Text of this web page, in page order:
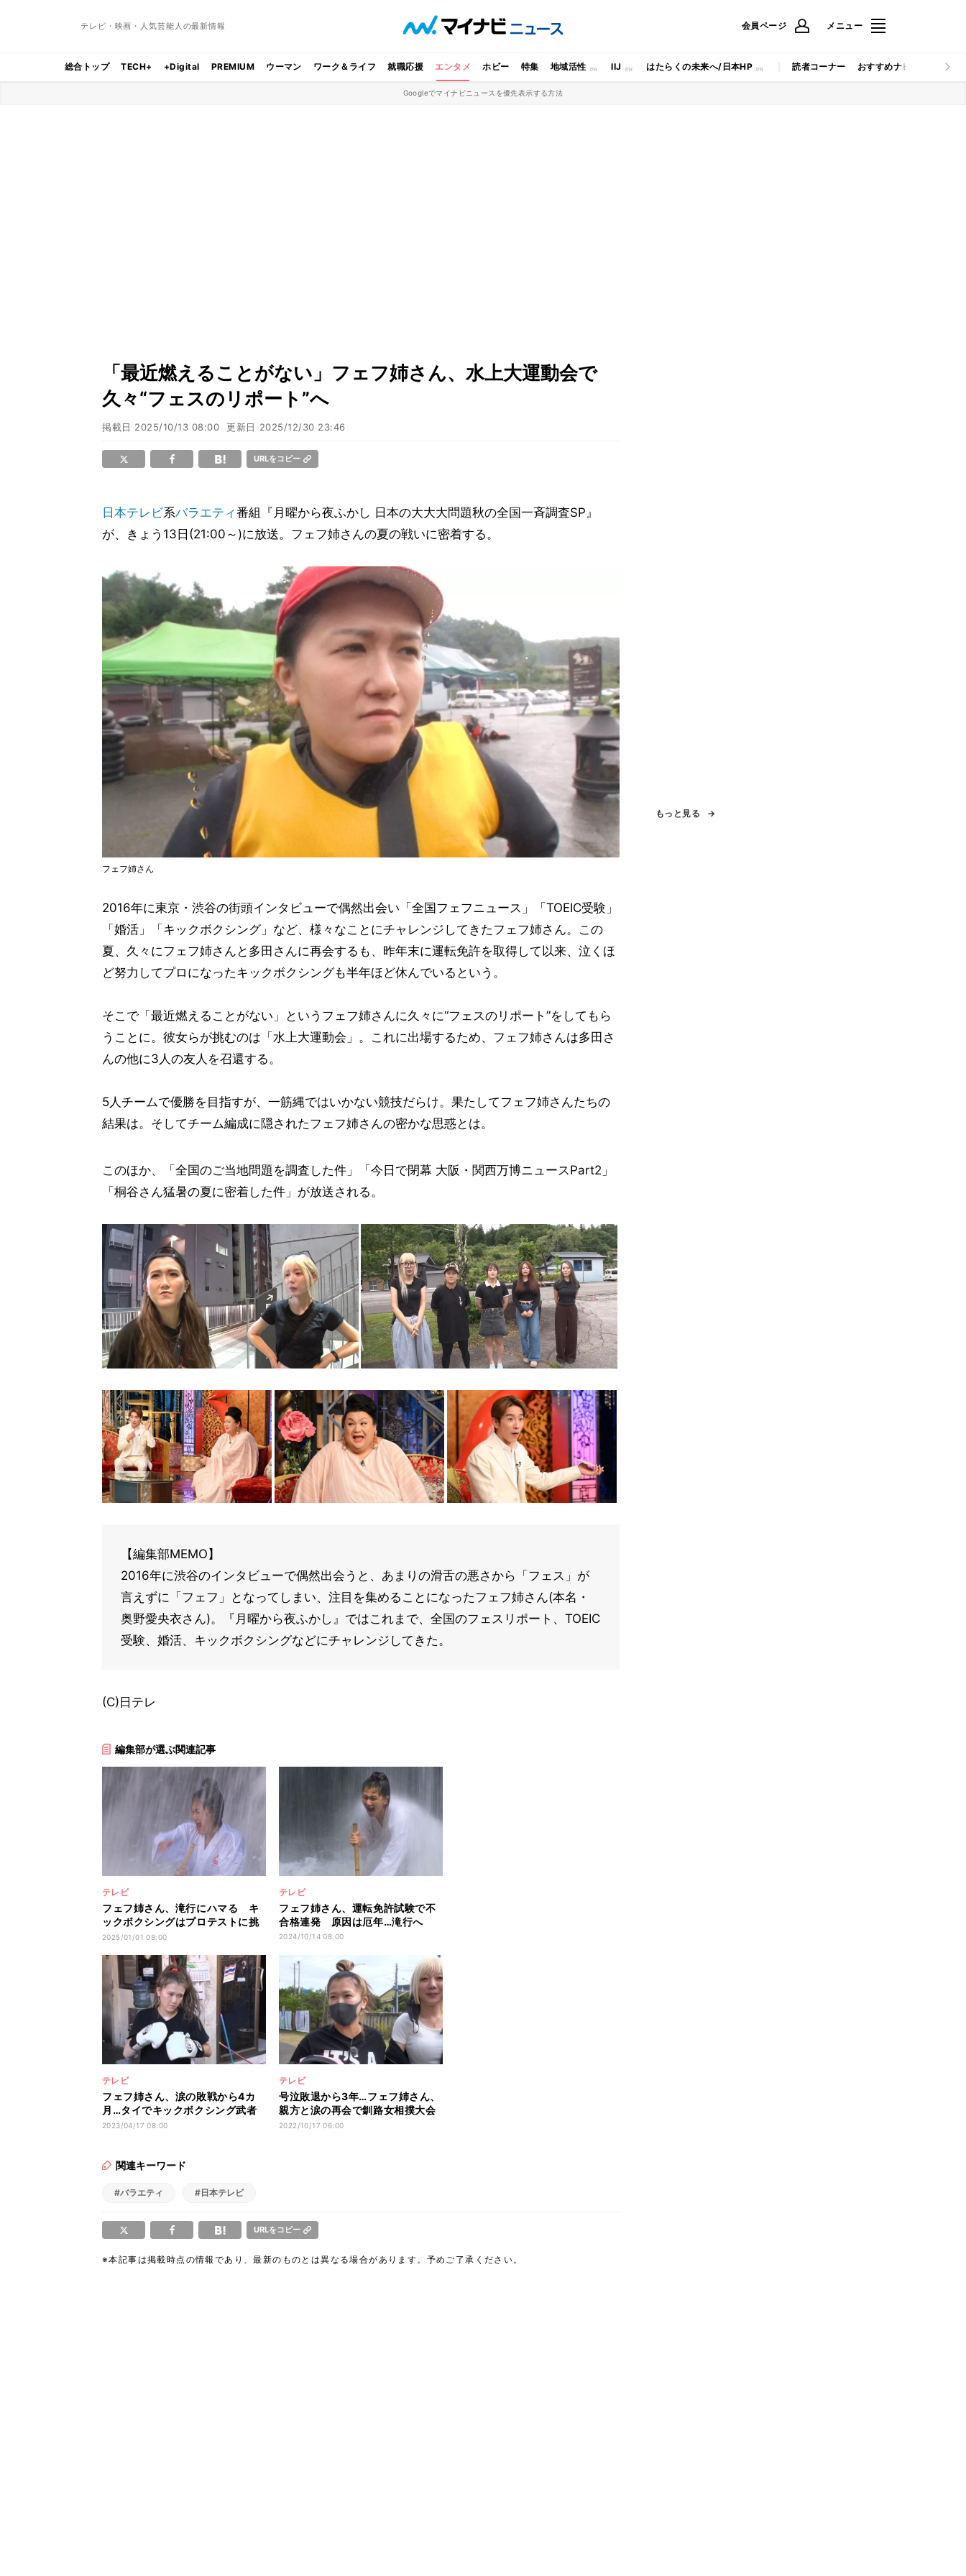
テレビ・映画・人気芸能人の最新情報 会員ページ メニュー
総合トップ TECH+ +Digital PREMIUM ウーマン ワーク＆ライフ 就職応援 エンタメ ホビー 特集 地域活性 IIJ はたらくの未来へ/日本HP 読者コーナー おすすめナビ マイナビ
Googleでマイナビニュースを優先表示する方法
「最近燃えることがない」フェフ姉さん、水上大運動会で
久々“フェスのリポート”へ
掲載日 2025/10/13 08:00 更新日 2025/12/30 23:46
URLをコピー
日本テレビ系バラエティ番組『月曜から夜ふかし 日本の大大大問題秋の全国一斉調査SP』
が、きょう13日(21:00～)に放送。フェフ姉さんの夏の戦いに密着する。
フェフ姉さん
2016年に東京・渋谷の街頭インタビューで偶然出会い「全国フェフニュース」「TOEIC受験」
「婚活」「キックボクシング」など、様々なことにチャレンジしてきたフェフ姉さん。この
夏、久々にフェフ姉さんと多田さんに再会するも、昨年末に運転免許を取得して以来、泣くほ
ど努力してプロになったキックボクシングも半年ほど休んでいるという。
そこで「最近燃えることがない」というフェフ姉さんに久々に“フェスのリポート”をしてもら
うことに。彼女らが挑むのは「水上大運動会」。これに出場するため、フェフ姉さんは多田さ
んの他に3人の友人を召還する。
5人チームで優勝を目指すが、一筋縄ではいかない競技だらけ。果たしてフェフ姉さんたちの
結果は。そしてチーム編成に隠されたフェフ姉さんの密かな思惑とは。
このほか、「全国のご当地問題を調査した件」「今日で閉幕 大阪・関西万博ニュースPart2」
「桐谷さん猛暑の夏に密着した件」が放送される。
【編集部MEMO】
2016年に渋谷のインタビューで偶然出会うと、あまりの滑舌の悪さから「フェス」が
言えずに「フェフ」となってしまい、注目を集めることになったフェフ姉さん(本名・
奥野愛央衣さん)。『月曜から夜ふかし』ではこれまで、全国のフェスリポート、TOEIC
受験、婚活、キックボクシングなどにチャレンジしてきた。
(C)日テレ
編集部が選ぶ関連記事
テレビ
フェフ姉さん、滝行にハマる キ
ックボクシングはプロテストに挑
戦
2025/01/01 08:00
テレビ
フェフ姉さん、運転免許試験で不
合格連発 原因は厄年…滝行へ
2024/10/14 08:00
テレビ
フェフ姉さん、涙の敗戦から4カ
月…タイでキックボクシング武者
修行
2023/04/17 08:00
テレビ
号泣敗退から3年…フェフ姉さん、
親方と涙の再会で釧路女相撲大会
リベンジ
2022/10/17 06:00
関連キーワード
#バラエティ #日本テレビ
URLをコピー
※本記事は掲載時点の情報であり、最新のものとは異なる場合があります。予めご了承ください。
もっと見る